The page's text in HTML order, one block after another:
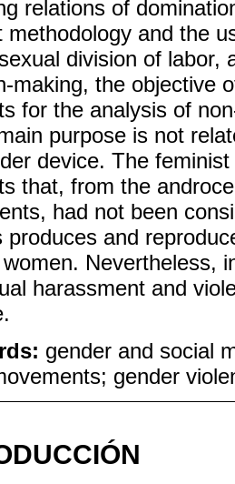
relations of
methodology and the
division of labor,
making, the objective
for the analysis of
purpose is not
device. The
that, from the
had not been
produces and
Nevertheless,
harassment and
gender and social
gender